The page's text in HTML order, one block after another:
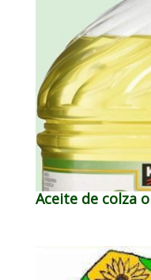
Aceite de colza